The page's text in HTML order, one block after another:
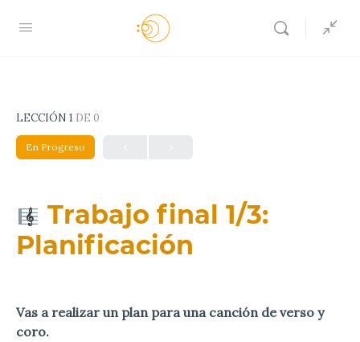
LECCIÓN 1 DE 0
En Progreso
Trabajo final 1/3:
Planificación
Vas a realizar un plan para una canción de verso y
coro.